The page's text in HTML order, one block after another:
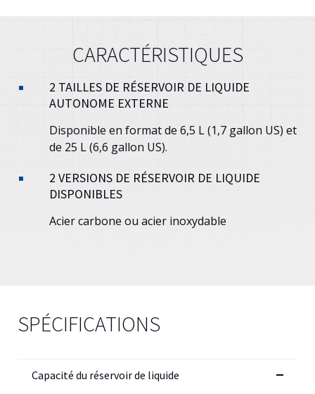
CARACTÉRISTIQUES
2 TAILLES DE RÉSERVOIR DE LIQUIDE
AUTONOME EXTERNE
Disponible en format de 6,5 L (1,7 gallon US) et
de 25 L (6,6 gallon US).
2 VERSIONS DE RÉSERVOIR DE LIQUIDE
DISPONIBLES
Acier carbone ou acier inoxydable
SPÉCIFICATIONS
Capacité du réservoir de liquide